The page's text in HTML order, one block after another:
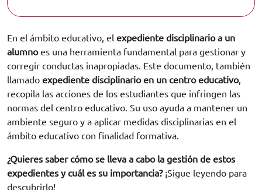
En el ámbito educativo, el expediente disciplinario a un
alumnoes una herramienta fundamental para gestionar y
corregir conductas inapropiadas. Este documento, también
llamado expediente disciplinario en un centro educativo,
recopila las acciones de los estudiantes que infringen las
normas del centro educativo. Su uso ayuda a mantener un
ambiente seguro y a aplicar medidas disciplinarias en el
ámbito educativo con finalidad formativa.
¿Quieres saber cómo se lleva a cabo la gestión de estos
expedientes y cuál es su importancia?¡Sigue leyendo para
descubrirlo!